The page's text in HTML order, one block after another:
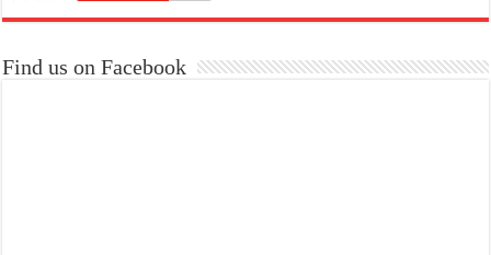
Find us on Facebook